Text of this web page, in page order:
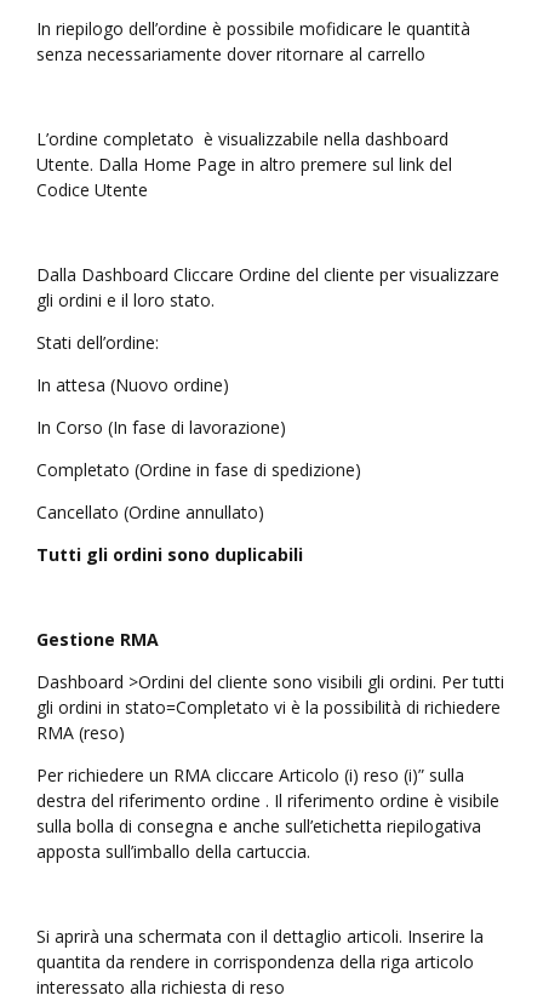
In riepilogo dell’ordine è possibile mofidicare le quantità
senza necessariamente dover ritornare al carrello
L’ordine completato è visualizzabile nella dashboard
Utente. Dalla Home Page in altro premere sul link del
Codice Utente
Dalla Dashboard Cliccare Ordine del cliente per visualizzare
gli ordini e il loro stato.
Stati dell’ordine:
In attesa (Nuovo ordine)
In Corso (In fase di lavorazione)
Completato (Ordine in fase di spedizione)
Cancellato (Ordine annullato)
Tutti gli ordini sono duplicabili
Gestione RMA
Dashboard >Ordini del cliente sono visibili gli ordini. Per tutti
gli ordini in stato=Completato vi è la possibilità di richiedere
RMA (reso)
Per richiedere un RMA cliccare Articolo (i) reso (i)” sulla
destra del riferimento ordine . Il riferimento ordine è visibile
sulla bolla di consegna e anche sull’etichetta riepilogativa
apposta sull’imballo della cartuccia.
Si aprirà una schermata con il dettaglio articoli. Inserire la
quantita da rendere in corrispondenza della riga articolo
interessato alla richiesta di reso